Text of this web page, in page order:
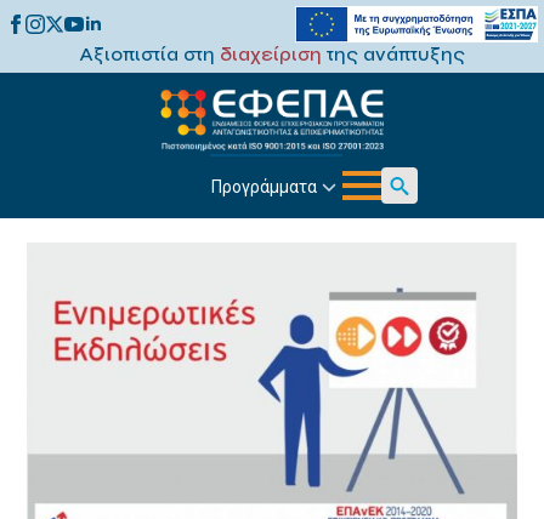
Αξιοπιστία στη διαχείριση της ανάπτυξης
Προγράμματα
Search